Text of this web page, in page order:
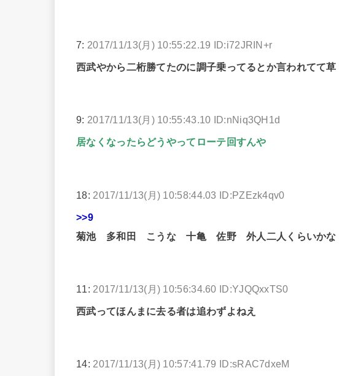
7: 2017/11/13(月) 10:55:22.19 ID:i72JRIN+r
西武やから二桁勝てたのに調子乗ってるとか言われてて草
9: 2017/11/13(月) 10:55:43.10 ID:nNiq3QH1d
居なくなったらどうやってローテ回すんや
18: 2017/11/13(月) 10:58:44.03 ID:PZEzk4qv0
>>9
菊池 多和田 こうな 十亀 佐野 外人二人くらいかな
11: 2017/11/13(月) 10:56:34.60 ID:YJQQxxTS0
西武ってほんまに去る者は追わずよねえ
14: 2017/11/13(月) 10:57:41.79 ID:sRAC7dxeM